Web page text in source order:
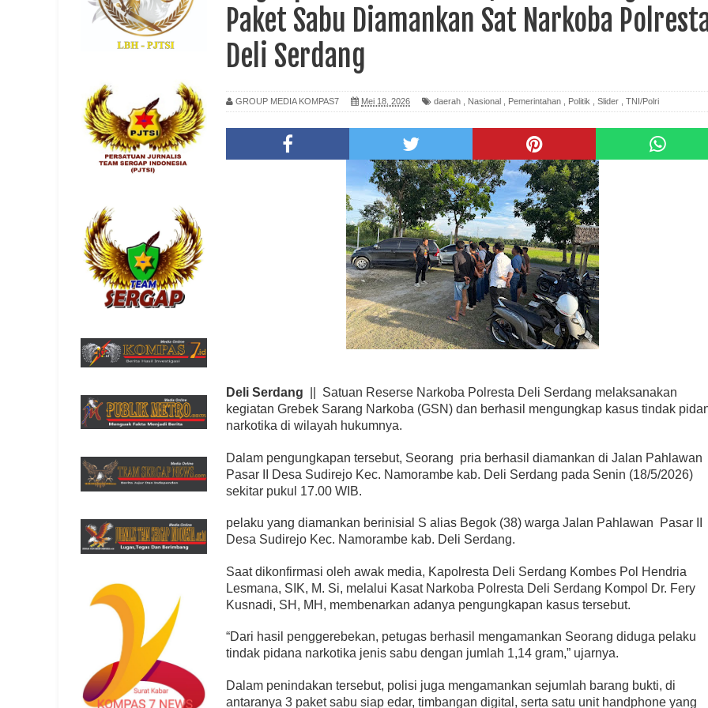
Paket Sabu Diamankan Sat Narkoba
Deli Serdang
GROUP MEDIA KOMPAS7 Mei 18, 2026 daerah Nasional Pemerintahan Politik Slider TNI/Polri
Deli Serdang || Satuan Reserse Narkoba Polresta Deli Serdang melaksanakan
kegiatan Grebek Sarang Narkoba (GSN) dan berhasil mengungkap kasus tindak
narkotika di wilayah hukumnya.
Dalam pengungkapan tersebut, Seorang pria berhasil diamankan di Jalan Pahlawan
Pasar II Desa Sudirejo Kec. Namorambe kab. Deli Serdang pada Senin (18/5/2026)
sekitar pukul 17.00 WIB.
pelaku yang diamankan berinisial S alias Begok (38) warga Jalan Pahlawan Pasar II
Desa Sudirejo Kec. Namorambe kab. Deli Serdang.
Saat dikonfirmasi oleh awak media, Kapolresta Deli Serdang Kombes Pol Hendria
Lesmana, SIK, M. Si, melalui Kasat Narkoba Polresta Deli Serdang Kompol Dr. Fery
Kusnadi, SH, MH, membenarkan adanya pengungkapan kasus tersebut.
“Dari hasil penggerebekan, petugas berhasil mengamankan Seorang diduga pelaku
tindak pidana narkotika jenis sabu dengan jumlah 1,14 gram,” ujarnya.
Dalam penindakan tersebut, polisi juga mengamankan sejumlah barang bukti, di
antaranya 3 paket sabu siap edar, timbangan digital, serta satu unit handphone yang